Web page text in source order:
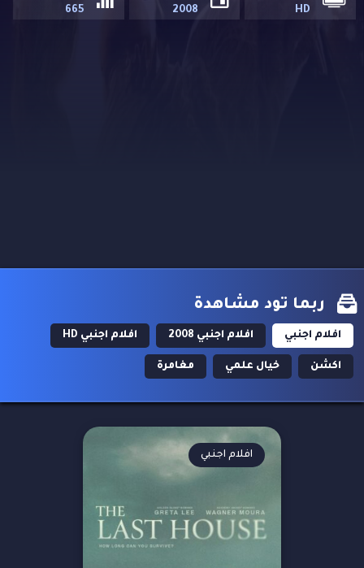
HD
2008
665
ربما تود مشاهدة
افلام اجنبي افلام اجنبي 2008 افلام اجنبي HD
اكشن خيال علمي مغامرة
افلام اجنبي